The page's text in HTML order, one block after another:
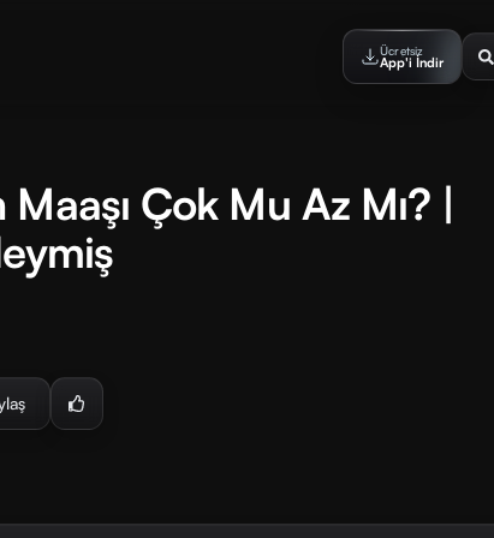
Ücretsiz
App'i İndir
Çok Mu Az Mı? |